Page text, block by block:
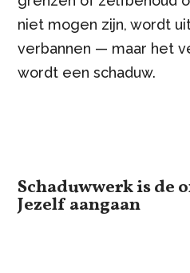
niet mogen zijn, wordt
verbannen — maar het
wordt een schaduw.
Schaduwwerk is de
Jezelfaangaan